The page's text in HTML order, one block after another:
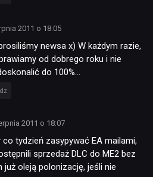
2011 o 18:05
newsa x) W każdym razie,
od dobrego roku i nie
do 100%…
2011 o 18:07
tydzień zasypywać EA mailami,
sprzedaż DLC do ME2 bez
już oleją polonizację, jeśli nie